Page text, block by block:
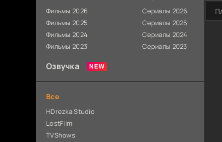
Фильмы 2026
Фильмы 2025
Фильмы 2024
Фильмы 2023
Сериалы 2026
Сериалы 2025
Сериалы 2024
Сериалы 2023
Озвучка
Все
HDrezka Studio
LostFilm
TVShows